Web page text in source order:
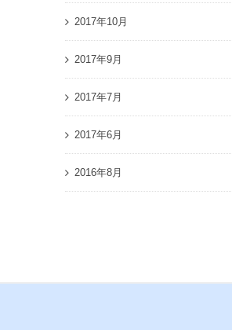
2017年10月
2017年9月
2017年7月
2017年6月
2016年8月